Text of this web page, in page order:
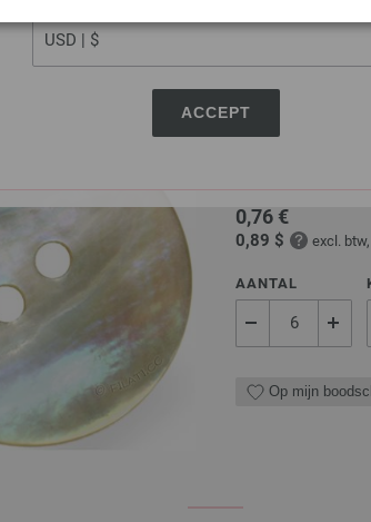
ACCEPT
Op mijn
UNION
Knop 2-gaats,
0,76 €
0,89 $ excl.
AANTAL
Op mijn